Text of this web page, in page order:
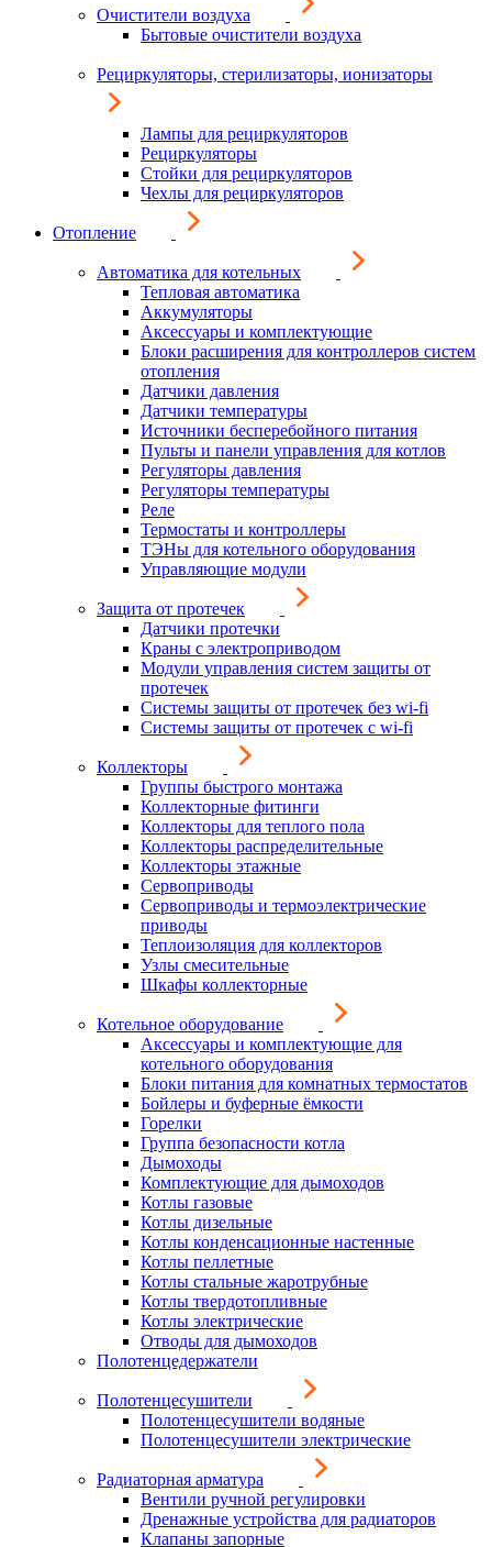
Очистители воздуха
Бытовые очистители воздуха
Рециркуляторы, стерилизаторы, ионизаторы
Лампы для рециркуляторов
Рециркуляторы
Стойки для рециркуляторов
Чехлы для рециркуляторов
Отопление
Автоматика для котельных
Тепловая автоматика
Аккумуляторы
Аксессуары и комплектующие
Блоки расширения для контроллеров систем
отопления
Датчики давления
Датчики температуры
Источники бесперебойного питания
Пульты и панели управления для котлов
Регуляторы давления
Регуляторы температуры
Реле
Термостаты и контроллеры
ТЭНы для котельного оборудования
Управляющие модули
Защита от протечек
Датчики протечки
Краны с электроприводом
Модули управления систем защиты от
протечек
Системы защиты от протечек без wi-fi
Системы защиты от протечек с wi-fi
Коллекторы
Группы быстрого монтажа
Коллекторные фитинги
Коллекторы для теплого пола
Коллекторы распределительные
Коллекторы этажные
Сервоприводы
Сервоприводы и термоэлектрические
приводы
Теплоизоляция для коллекторов
Узлы смесительные
Шкафы коллекторные
Котельное оборудование
Аксессуары и комплектующие для
котельного оборудования
Блоки питания для комнатных термостатов
Бойлеры и буферные ёмкости
Горелки
Группа безопасности котла
Дымоходы
Комплектующие для дымоходов
Котлы газовые
Котлы дизельные
Котлы конденсационные настенные
Котлы пеллетные
Котлы стальные жаротрубные
Котлы твердотопливные
Котлы электрические
Отводы для дымоходов
Полотенцедержатели
Полотенцесушители
Полотенцесушители водяные
Полотенцесушители электрические
Радиаторная арматура
Вентили ручной регулировки
Дренажные устройства для радиаторов
Клапаны запорные